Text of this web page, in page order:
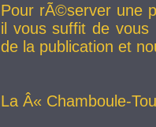
Pour rÃ©server une
il vous suffit de vous
de la publication et
La Â« Chamboule-